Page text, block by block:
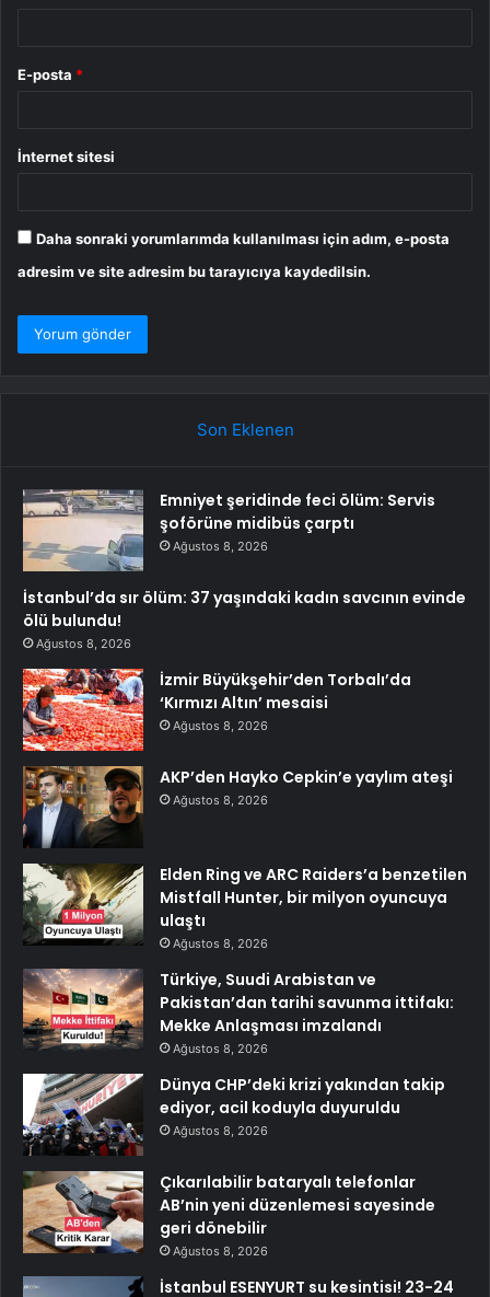
E-posta *
İnternet sitesi
Daha sonraki yorumlarımda kullanılması için adım, e-posta
adresim ve site adresim bu tarayıcıya kaydedilsin.
Son Eklenen
Emniyet şeridinde feci ölüm: Servis
şoförüne midibüs çarptı
Ağustos 8, 2026
İstanbul’da sır ölüm: 37 yaşındaki kadın savcının evinde
ölü bulundu!
Ağustos 8, 2026
İzmir Büyükşehir’den Torbalı’da
‘Kırmızı Altın’ mesaisi
Ağustos 8, 2026
AKP’den Hayko Cepkin’e yaylım ateşi
Ağustos 8, 2026
Elden Ring ve ARC Raiders’a benzetilen
Mistfall Hunter, bir milyon oyuncuya
ulaştı
Ağustos 8, 2026
Türkiye, Suudi Arabistan ve
Pakistan’dan tarihi savunma ittifakı:
Mekke Anlaşması imzalandı
Ağustos 8, 2026
Dünya CHP’deki krizi yakından takip
ediyor, acil koduyla duyuruldu
Ağustos 8, 2026
Çıkarılabilir bataryalı telefonlar
AB’nin yeni düzenlemesi sayesinde
geri dönebilir
Ağustos 8, 2026
İstanbul ESENYURT su kesintisi! 23-24